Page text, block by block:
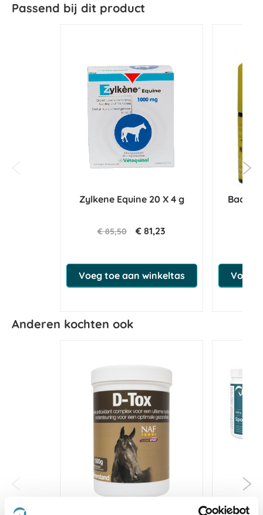
Passend bij dit product
Zylkene Equine 20 X 4 g
€ 85,50 € 81,23
Voeg toe aan winkeltas
Bach
Voeg
Anderen kochten ook